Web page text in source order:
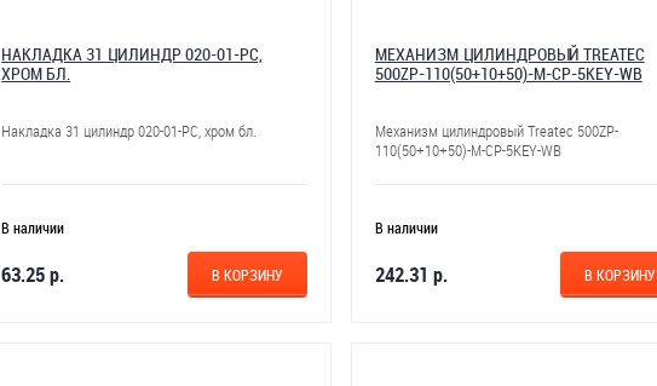
НАКЛАДКА 31 ЦИЛИНДР 020-01-РС,
ХРОМ БЛ.
Накладка 31 цилиндр 020-01-РС, хром бл.
В наличии
63.25 р. В КОРЗИНУ
МЕХАНИЗМ ЦИЛИНДРОВЫЙ TREATEC
500ZP-110(50+10+50)-M-CP-5KEY-WB
Механизм цилиндровый Treatec 500ZP-
110(50+10+50)-M-CP-5KEY-WB
В наличии
242.31 р. В КОРЗИНУ